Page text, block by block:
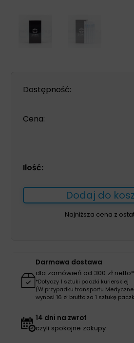
Dostępność:
Cena:
Ilość:
Dodaj do
Najniższa cena z
Darmowa dostawa
dla zamówień od 300 zł netto*
*Dotyczy 1 sztuki paczki kurierskiej
(W przypadku transportu
wynosi 16 zł brutto za 1 sztukę
14 dni na zwrot
czyli spokojne zakupy